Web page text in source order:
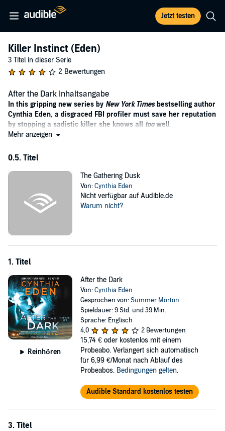
Jetzt testen
Killer Instinct (Eden)
3 Titel in dieser Serie
2 Bewertungen
After the Dark Inhaltsangabe
In this gripping new series by New York Timesbestselling author
Cynthia Eden, a disgraced FBI profiler must save her reputation
by stopping a sadistic killer she knows all toowell
profilers in the bureau, an expert on the twisted minds and dark
lover turned out to be the serial killer she was hunting, Samantha's
career was destroyed. Blamed for the FBI's failure on the complex
case, Samantha left Washington, DC, for the quiet anonymity of
Alabama.
the cunning assassin, but that means putting her trust in her former
partner, Blake Gamble. Ex-military, Blake is tough, protective,
back in the FBI and possibly more.
But someone else wants her, too. A threat is waiting in the dark, a
killer who has set his sights on the ultimate trophy victim
Samantha.
Mehr anzeigen
0.5. Titel
The Gathering Dusk
Von:Cynthia Eden
Nicht verfügbar auf Audible.de
Warum nicht?
1. Titel
Reinhören
After the Dark
Von:Cynthia Eden
Gesprochen von:Summer Morton
Spieldauer: 9 Std. und 39 Min.
Sprache: Englisch
4,0
2 Bewertungen
15,74 € oder kostenlos mit einem
Probeabo. Verlängert sich automatisch
für 6,99 €/Monat nach Ablauf des
Probeabos. Bedingungen gelten.
Audible Standard kostenlos testen
3. Titel